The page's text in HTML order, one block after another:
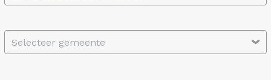
Selecteer gemeente